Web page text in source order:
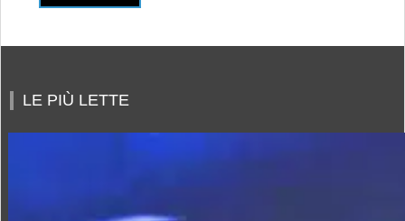
LE PIÙ LETTE